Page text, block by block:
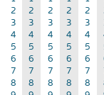
2
2 2 2 2
3
3 3 3 3
4
4 4 4 4
5
5 5 5 5
6
6 6 6 6
7
7 7 7 7
8
8 8 8 8